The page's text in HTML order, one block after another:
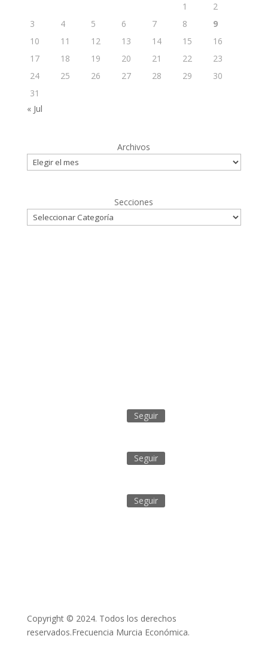
1
2
3
4 5 6 7 8
9
10
11 12 13 14 15
16
17
18 19 20 21 22
23
24
25 26 27 28 29
30
31
« Jul
Archivos
Secciones
Seguir
Seguir
Seguir
Copyright © 2024. Todos los derechos
reservados.Frecuencia Murcia Económica.